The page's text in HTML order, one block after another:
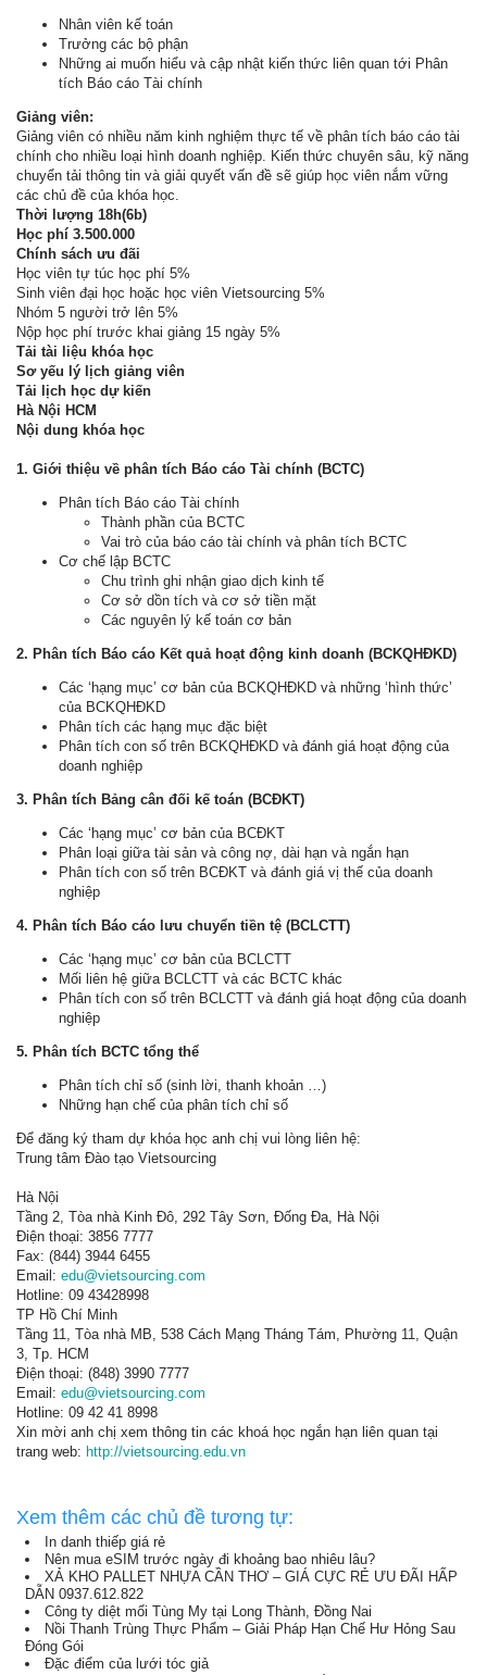
Nhân viên kế toán
Trưởng các bộ phận
Những ai muốn hiểu và cập nhật kiến thức liên quan tới Phân
tích Báo cáo Tài chính
Giảng viên:
Giảng viên có nhiều năm kinh nghiệm thực tế về phân tích báo cáo tài
chính cho nhiều loại hình doanh nghiệp. Kiến thức chuyên sâu, kỹ năng
chuyển tải thông tin và giải quyết vấn đề sẽ giúp học viên nắm vững
các chủ đề của khóa học.
Thời lượng 18h(6b)
Học phí 3.500.000
Chính sách ưu đãi
Học viên tự túc học phí 5%
Sinh viên đại học hoặc học viên Vietsourcing 5%
Nhóm 5 người trở lên 5%
Nộp học phí trước khai giảng 15 ngày 5%
Tải tài liệu khóa học
Sơ yếu lý lịch giảng viên
Tải lịch học dự kiến
Hà Nội HCM
Nội dung khóa học
1. Giới thiệu về phân tích Báo cáo Tài chính (BCTC)
Phân tích Báo cáo Tài chính
Thành phần của BCTC
Vai trò của báo cáo tài chính và phân tích BCTC
Cơ chế lập BCTC
Chu trình ghi nhận giao dịch kinh tế
Cơ sở dồn tích và cơ sở tiền mặt
Các nguyên lý kế toán cơ bản
2. Phân tích Báo cáo Kết quả hoạt động kinh doanh (BCKQHĐKD)
Các ‘hạng mục’ cơ bản của BCKQHĐKD và những ‘hình thức’
của BCKQHĐKD
Phân tích các hạng mục đặc biệt
Phân tích con số trên BCKQHĐKD và đánh giá hoạt động của
doanh nghiệp
3. Phân tích Bảng cân đối kế toán (BCĐKT)
Các ‘hạng mục’ cơ bản của BCĐKT
Phân loại giữa tài sản và công nợ, dài hạn và ngắn hạn
Phân tích con số trên BCĐKT và đánh giá vị thế của doanh
nghiệp
4. Phân tích Báo cáo lưu chuyển tiền tệ (BCLCTT)
Các ‘hạng mục’ cơ bản của BCLCTT
Mối liên hệ giữa BCLCTT và các BCTC khác
Phân tích con số trên BCLCTT và đánh giá hoạt động của doanh
nghiệp
5. Phân tích BCTC tổng thể
Phân tích chỉ số (sinh lời, thanh khoản …)
Những hạn chế của phân tích chỉ số
Để đăng ký tham dự khóa học anh chị vui lòng liên hệ:
Trung tâm Đào tạo Vietsourcing
Hà Nội
Tầng 2, Tòa nhà Kinh Đô, 292 Tây Sơn, Đống Đa, Hà Nội
Điện thoại: 3856 7777
Fax: (844) 3944 6455
Email: edu@vietsourcing.com
Hotline: 09 43428998
TP Hồ Chí Minh
Tầng 11, Tòa nhà MB, 538 Cách Mạng Tháng Tám, Phường 11, Quận
3, Tp. HCM
Điện thoại: (848) 3990 7777
Email: edu@vietsourcing.com
Hotline: 09 42 41 8998
Xin mời anh chị xem thông tin các khoá học ngắn hạn liên quan tại
trang web: http://vietsourcing.edu.vn
Xem thêm các chủ đề tương tự:
In danh thiếp giá rẻ
Nên mua eSIM trước ngày đi khoảng bao nhiêu lâu?
XẢ KHO PALLET NHỰA CẦN THƠ – GIÁ CỰC RẺ ƯU ĐÃI HẤP
DẪN 0937.612.822
Công ty diệt mối Tùng My tại Long Thành, Đồng Nai
Nồi Thanh Trùng Thực Phẩm – Giải Pháp Hạn Chế Hư Hỏng Sau
Đóng Gói
Đặc điểm của lưới tóc giả